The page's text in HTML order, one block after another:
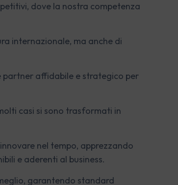
Marketing Automation
dove la nostra competenza
internazionale, ma anche di
partner affidabile e strategico per
casi si sono trasformati in
nel tempo, apprezzando
e aderenti al business.
garantendo standard